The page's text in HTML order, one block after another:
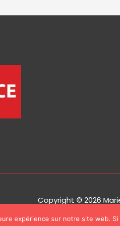
Copyright © 2026
expérience sur notre site web.